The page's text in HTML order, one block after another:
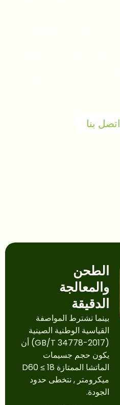
اتصل بنا
الطحن
والمعالجة
الدقيقة
بينما تشترط المواصفة
القياسية الوطنية الصينية
(GB/T 34778-2017) أن
يكون حجم جسيمات
الماتشا الممتازة D60 ≤ 18
ميكرومتر , نتخطى حدود
الجودة.